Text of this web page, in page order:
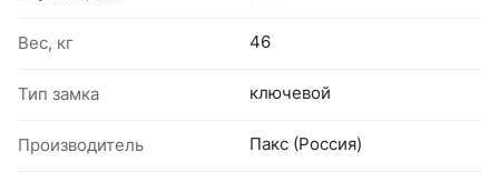
Вес, кг 46
Тип замка ключевой
Производитель Пакс (Россия)